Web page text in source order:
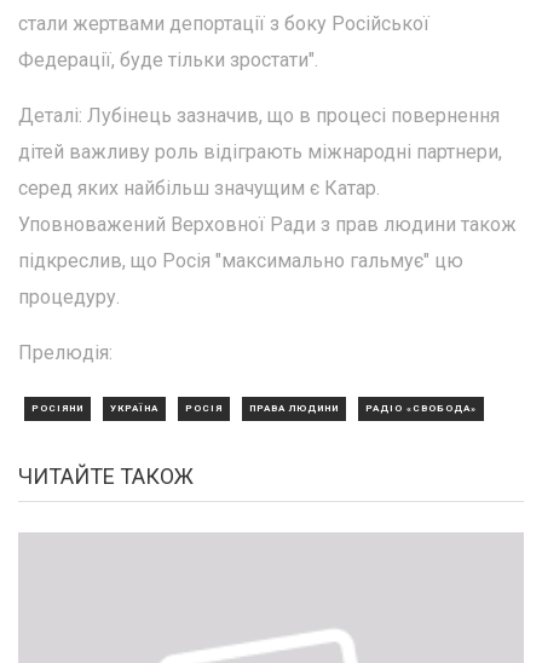
стали жертвами депортації з боку Російської
Федерації, буде тільки зростати".
Деталі: Лубінець зазначив, що в процесі повернення
дітей важливу роль відіграють міжнародні партнери,
серед яких найбільш значущим є Катар.
Уповноважений Верховної Ради з прав людини також
підкреслив, що Росія "максимально гальмує" цю
процедуру.
Прелюдія:
РОСІЯНИ УКРАЇНА РОСІЯ ПРАВА ЛЮДИНИ РАДІО «СВОБОДА»
ЧИТАЙТЕ ТАКОЖ